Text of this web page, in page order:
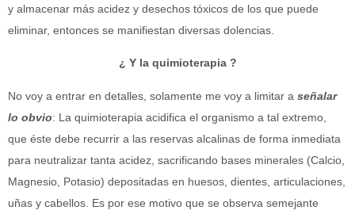
y almacenar más acidez y desechos tóxicos de los que puede
eliminar, entonces se manifiestan diversas dolencias.
¿ Y la quimioterapia ?
No voy a entrar en detalles, solamente me voy a limitar a señalar
lo obvio: La quimioterapia acidifica el organismo a tal extremo,
que éste debe recurrir a las reservas alcalinas de forma inmediata
para neutralizar tanta acidez, sacrificando bases minerales (Calcio,
Magnesio, Potasio) depositadas en huesos, dientes, articulaciones,
uñas y cabellos. Es por ese motivo que se observa semejante